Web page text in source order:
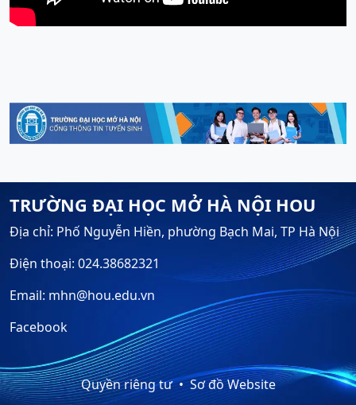
TRƯỜNG ĐẠI HỌC MỞ HÀ NỘI HOU
Địa chỉ: Phố Nguyễn Hiền, phường Bạch Mai, TP Hà Nội
Điện thoại: 024.38682321
Email: mhn@hou.edu.vn
Facebook
Quyền riêng tư Sơ đồ Website